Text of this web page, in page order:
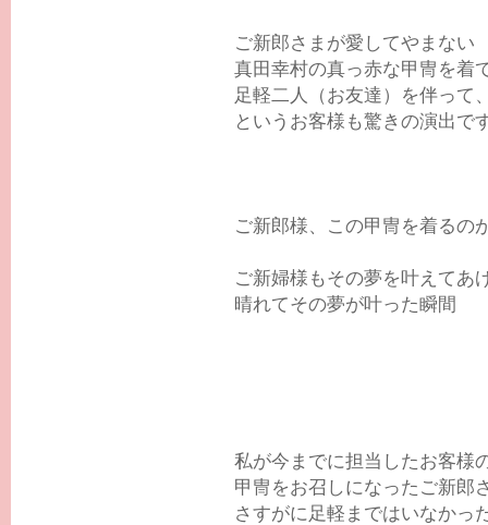
ご新郎さまが愛してやまない
真田幸村の真っ赤な甲冑を着
足軽二人（お友達）を伴って
というお客様も驚きの演出で
ご新郎様、この甲冑を着るの
ご新婦様もその夢を叶えてあ
晴れてその夢が叶った瞬間
私が今までに担当したお客様
甲冑をお召しになったご新郎
さすがに足軽まではいなかっ